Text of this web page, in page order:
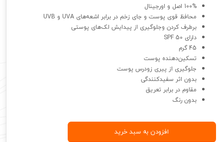
100% اصل و اورجینال
محافظ قوی پوست و جای زخم در برابر اشعه‌های UVA و UVB
برطرف کردن وجلوگیری از پیدایش لک‌های پوستی
دارای SPF 50
45 گرم
تسکین‌دهنده پوست
جلوگیری از پیری زودرس پوست
بدون اثر سفید‌کنندگی
مقاوم در برابر تعریق
بدون رنگ
افزودن به سبد خرید